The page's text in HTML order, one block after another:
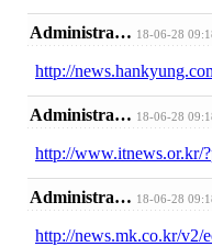
Administra… 18-06-28
http://
Administra… 18-06-28
http://www.itnews.or.kr/
Administra… 18-06-28
http://news.mk.co.kr/v2/